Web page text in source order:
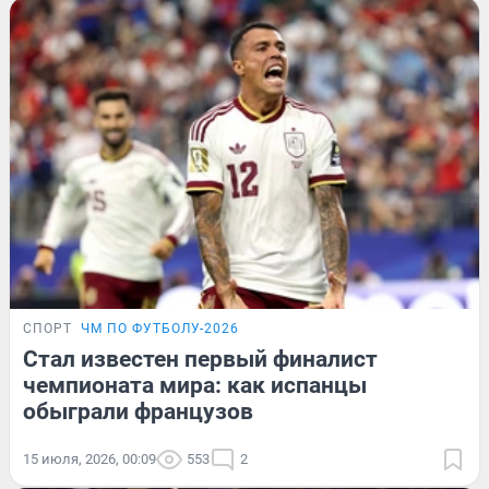
СПОРТ ЧМ ПО ФУТБОЛУ-2026
Стал известен первый финалист
чемпионата мира: как испанцы
обыграли французов
15 июля, 2026, 00:09 553 2